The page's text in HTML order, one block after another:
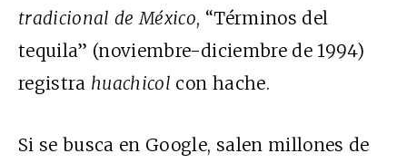
tradicional de México, “Términos del
tequila” (noviembre-diciembre de 1994)
registra huachicol con hache.
Si se busca en Google, salen millones de